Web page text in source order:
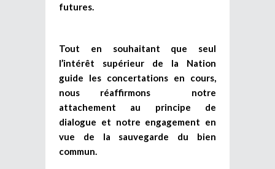
futures.
Tout en souhaitant que seul
l’intérêt supérieur de la Nation
guide les concertations en cours,
nous réaffirmons notre
attachement au principe de
dialogue et notre engagement en
vue de la sauvegarde du bien
commun.